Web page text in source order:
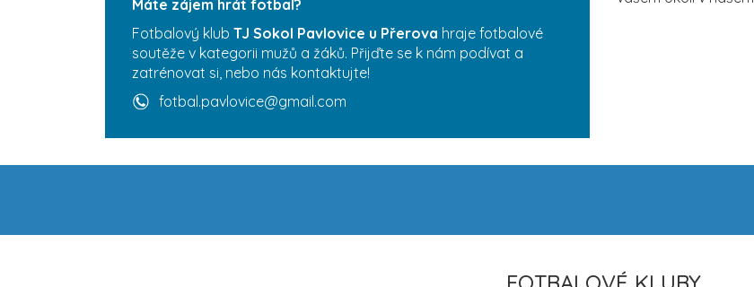
Máte zájem hrát fotbal?
Fotbalový klub TJ Sokol Pavlovice u Přerova hraje fotbalové
soutěže v kategorii mužů a žáků. Přijďte se k nám podívat a
zatrénovat si, nebo nás kontaktujte!
fotbal.pavlovice@gmail.com